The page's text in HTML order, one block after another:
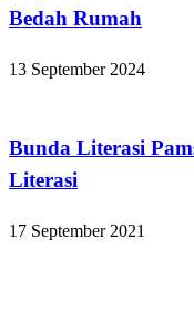
Bedah Rumah
13 September 2024
Bunda Literasi
Literasi
17 September 2021